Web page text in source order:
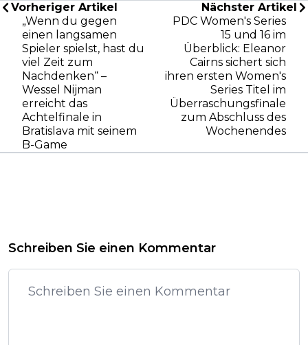
Vorheriger Artikel
„Wenn du gegen
einen langsamen
Spieler spielst, hast du
viel Zeit zum
Nachdenken“ –
Wessel Nijman
erreicht das
Achtelfinale in
Bratislava mit seinem
B-Game
Nächster Artikel
PDC Women's Series
15 und 16 im
Überblick: Eleanor
Cairns sichert sich
ihren ersten Women's
Series Titel im
Überraschungsfinale
zum Abschluss des
Wochenendes
Schreiben Sie einen Kommentar